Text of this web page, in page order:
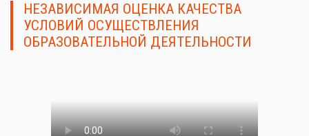
НЕЗАВИСИМАЯ ОЦЕНКА КАЧЕСТВА
УСЛОВИЙ ОСУЩЕСТВЛЕНИЯ
ОБРАЗОВАТЕЛЬНОЙ ДЕЯТЕЛЬНОСТИ